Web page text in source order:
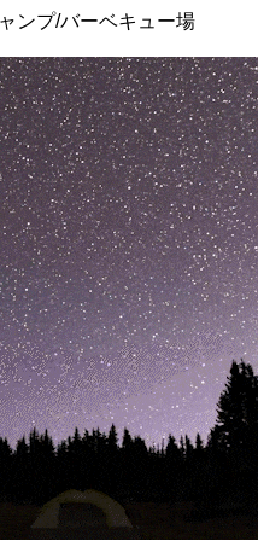
ンプ/バーベキュー場